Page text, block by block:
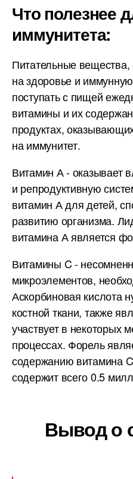
Что полезнее
иммунитета:
Питательные
на здоровье и
поступать с пищей
витамины и их
продуктах,
на иммунитет.
Витамин А - оказывает
и репродуктивную
витамин А для детей,
развитию организма.
витамина А является
Витамины C -
микроэлементов,
Аскорбиновая кислота
костной ткани, также
участвует в некоторых
процессах. Форель
содержанию витамина
содержит всего 0.5
Вывод о